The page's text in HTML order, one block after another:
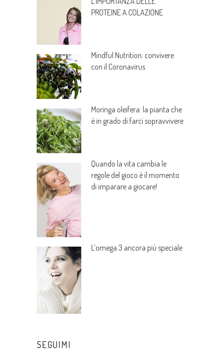
PROTEINE A COLAZIONE
Mindful Nutrition: convivere
con il Coronavirus
Moringa oleifera: la pianta che
è in grado di farci sopravvivere
Quando la vita cambia le
regole del gioco è il momento
di imparare a giocare!
L’omega 3 ancora più speciale
SEGUIMI